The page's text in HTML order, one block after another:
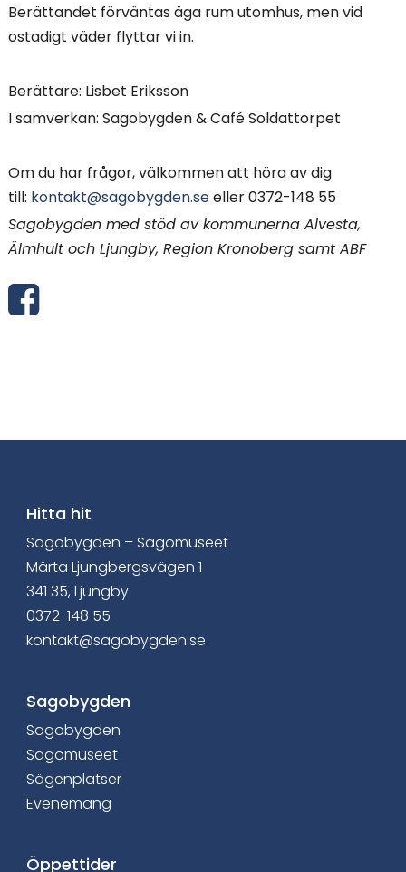
Berättandet förväntas äga rum utomhus, men vid
ostadigt väder flyttar vi in.
Berättare: Lisbet Eriksson
I samverkan: Sagobygden & Café Soldattorpet
Om du har frågor, välkommen att höra av dig
till: kontakt@sagobygden.seeller 0372-148 55
Sagobygden med stöd av kommunerna Alvesta,
Älmhult och Ljungby, Region Kronoberg samt ABF
D
v
a
F
a
c
b
o
o
k
Hitta hit
Sagobygden – Sagomuseet
Märta Ljungbergsvägen 1
341 35, Ljungby
0372-148 55
kontakt@sagobygden.se
Sagobygden
Sagobygden
Sagomuseet
Sägenplatser
Evenemang
Öppettider